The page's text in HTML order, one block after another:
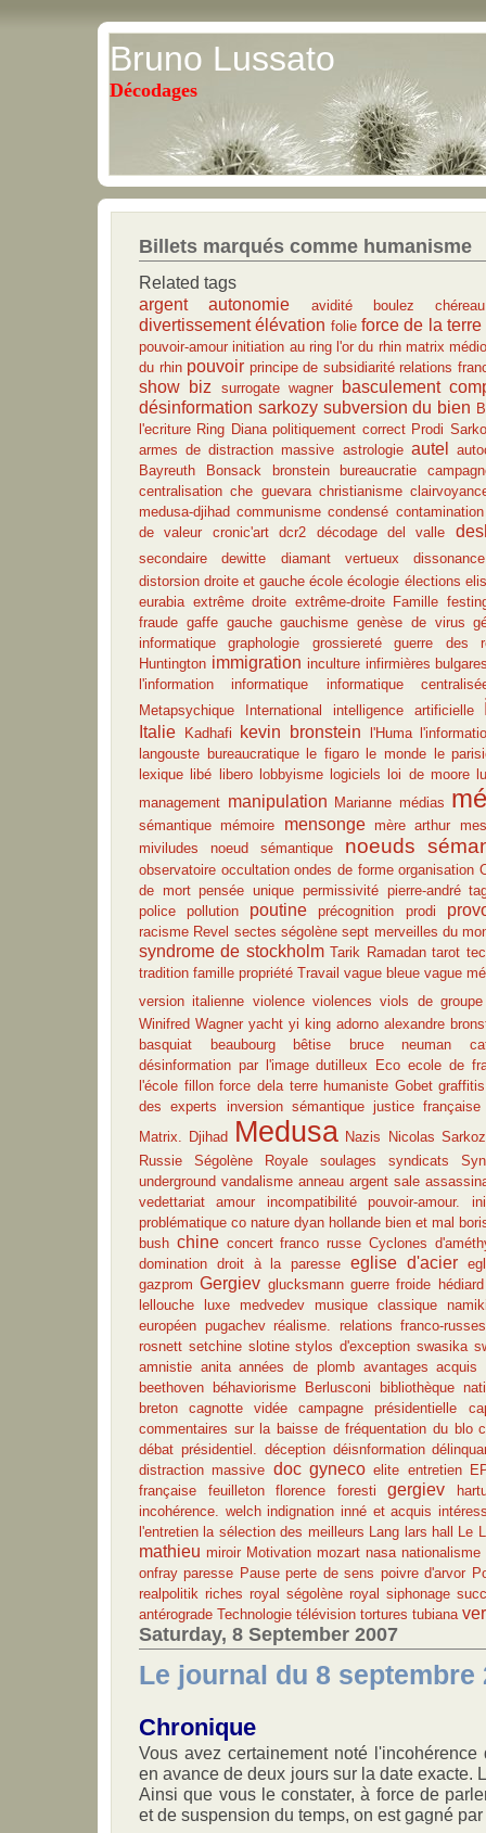
Bruno Lussato
Décodages
Billets marqués comme humanisme
Related tags
argent autonomie avidité boulez chéreau
divertissement élévation folie force de la terre
pouvoir-amour initiation au ring l'or du rhin matrix
du rhin pouvoir principe de subsidiarité relations
show biz surrogate wagner basculement
désinformation sarkozy subversion du bien
l'ecriture Ring Diana politiquement correct Prodi
armes de distraction massive astrologie autel
Bayreuth
Bonsack bronstein bureaucratie
centralisation che guevara christianisme
medusa-djihad communisme condensé contamination
de valeur
cronic'art dcr2 décodage del valle
secondaire dewitte diamant vertueux
distorsion droite et gauche école écologie élections
eurabia extrême droite extrême-droite Famille
fraude gaffe gauche gauchisme genèse de virus
informatique
graphologie grossiereté
guerre des
Huntington immigration inculture infirmières
l'information
informatique
informatique
Metapsychique International
intelligence artificielle
Italie Kadhafi kevin bronstein l'Huma
langouste bureaucratique
le figaro le monde
le
lexique libé libero lobbyisme logiciels loi de moore
management manipulation Marianne médias
sémantique mémoire mensonge mère arthur
miviludes
noeud sémantique noeuds
observatoire occultation ondes de forme organisation
de mort pensée unique permissivité pierre-andré
police
pollution poutine précognition prodi
racisme Revel sectes ségolène sept merveilles du
syndrome de stockholm Tarik Ramadan tarot
tradition famille propriété Travail vague bleue vague
version italienne violence violences viols de groupe
Winifred Wagner yacht yi king adorno alexandre
basquiat
beaubourg bêtise bruce neuman
désinformation par l'image dutilleux Eco ecole de
l'école fillon force dela terre humaniste Gobet graffitis
des experts
inversion sémantique justice française
Matrix. Djihad Medusa Nazis
Nicolas
Russie
Ségolène Royale soulages syndicats
underground vandalisme anneau argent sale
vedettariat
amour incompatibilité pouvoir-amour.
problématique co nature dyan hollande bien et mal
bush chine concert franco russe Cyclones
domination droit à la paresse eglise d'acier
gazprom Gergiev glucksmann guerre froide hédiard
lellouche
luxe medvedev musique classique
européen pugachev réalisme.
relations franco-russes
rosnett setchine slotine stylos d'exception swasika
amnistie anita années de plomb avantages acquis
beethoven
béhaviorisme Berlusconi
bibliothèque
breton
cagnotte vidée campagne présidentielle
commentaires sur la baisse de fréquentation du blo
débat présidentiel.
déception déisnformation
distraction massive doc gyneco elite entretien
française
feuilleton florence foresti gergiev
incohérence. welch indignation inné et acquis
l'entretien la sélection des meilleurs Lang lars hall Le
mathieu miroir Motivation mozart nasa nationalisme
onfray paresse Pause perte de sens poivre d'arvor
realpolitik riches royal ségolène royal siphonage
antérograde Technologie télévision tortures tubiana
Saturday, 8 September 2007
Le journal du 8 septembre
Chronique
Vous avez certainement noté
en avance de deux jours sur la date exacte.
Ainsi que vous le constater, à force de
et de suspension du temps, on est gagné